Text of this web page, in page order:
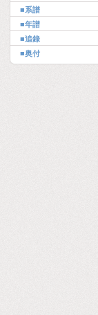
■系譜
■年譜
■追錄
■奥付